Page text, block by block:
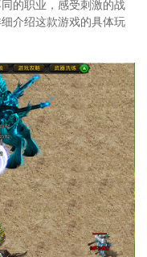
的职业，感受刺激的战
介绍这款游戏的具体玩